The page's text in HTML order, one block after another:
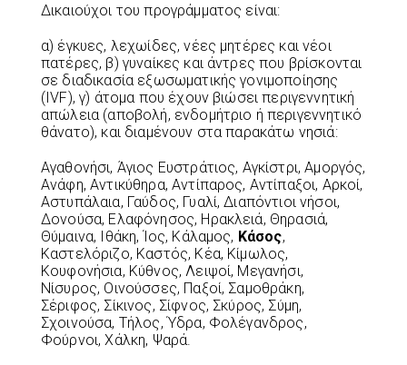
Δικαιούχοι του προγράμματος είναι:
α) έγκυες, λεχωίδες, νέες μητέρες και νέοι
πατέρες, β) γυναίκες και άντρες που βρίσκονται
σε διαδικασία εξωσωματικής γονιμοποίησης
(IVF), γ) άτομα που έχουν βιώσει περιγεννητική
απώλεια (αποβολή, ενδομήτριο ή περιγεννητικό
θάνατο), και διαμένουν στα παρακάτω νησιά:
Αγαθονήσι, Άγιος Ευστράτιος, Αγκίστρι, Αμοργός,
Ανάφη, Αντικύθηρα, Αντίπαρος, Αντίπαξοι, Αρκοί,
Αστυπάλαια, Γαύδος, Γυαλί, Διαπόντιοι νήσοι,
Δονούσα, Ελαφόνησος, Ηρακλειά, Θηρασιά,
Θύμαινα, Ιθάκη, Ίος, Κάλαμος, Κάσος,
Καστελόριζο, Καστός, Κέα, Κίμωλος,
Κουφονήσια, Κύθνος, Λειψοί, Μεγανήσι,
Νίσυρος, Οινούσσες, Παξοί, Σαμοθράκη,
Σέριφος, Σίκινος, Σίφνος, Σκύρος, Σύμη,
Σχοινούσα, Τήλος, Ύδρα, Φολέγανδρος,
Φούρνοι, Χάλκη, Ψαρά.